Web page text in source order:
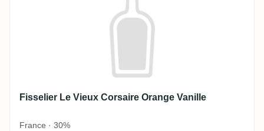
Fisselier Le Vieux Corsaire Orange Vanille
France · 30%